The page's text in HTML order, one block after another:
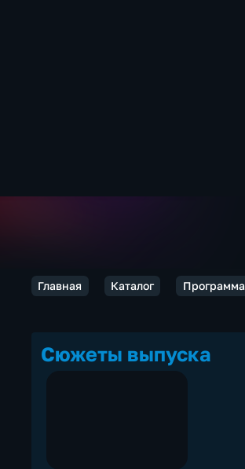
Главная Каталог Программа
Сюжеты выпуска